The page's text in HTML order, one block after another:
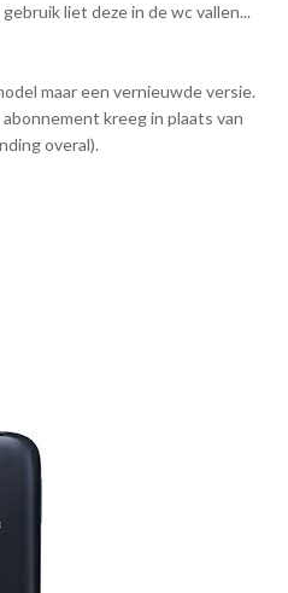
liet deze in de wc vallen...
maar een vernieuwde versie.
kreeg in plaats van
overal).